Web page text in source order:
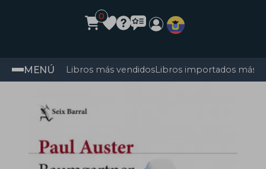
0
MENÚ Libros más vendidosLibros importados más